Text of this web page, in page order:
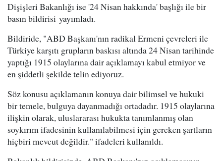
Dişişleri Bakanlığı ise '24 Nisan hakkında' başlığı ile bir
basın bildirisi yayımladı.
Bildiride, "ABD Başkanı'nın radikal Ermeni çevreleri ile
Türkiye karşıtı grupların baskısı altında 24 Nisan tarihinde
yaptığı 1915 olaylarına dair açıklamayı kabul etmiyor ve
en şiddetli şekilde telin ediyoruz.
Söz konusu açıklamanın konuya dair bilimsel ve hukuki
bir temele, bulguya dayanmadığı ortadadır. 1915 olaylarına
ilişkin olarak, uluslararası hukukta tanımlanmış olan
soykırım ifadesinin kullanılabilmesi için gereken şartların
hiçbiri mevcut değildir." ifadeleri kullanıldı.